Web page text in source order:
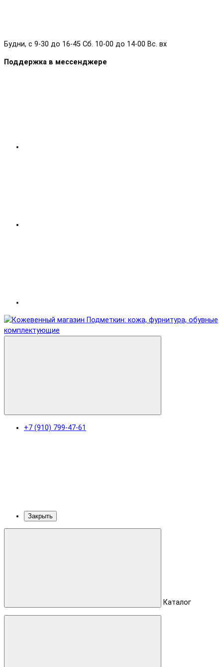
Будни, с 9-30 до 16-45 Сб. 10-00 до 14-00 Вс. вх
Поддержка в мессенджере
+7 (910) 799-47-61
Закрыть
Каталог